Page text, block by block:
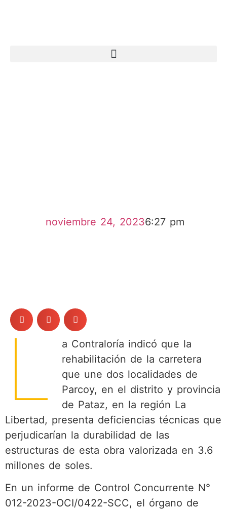
noviembre 24, 20236:27 pm
L
a Contraloría indicó que la
rehabilitación de la carretera
que une dos localidades de
Parcoy, en el distrito y provincia
de Pataz, en la región La
Libertad, presenta deficiencias técnicas que
perjudicarían la durabilidad de las
estructuras de esta obra valorizada en 3.6
millones de soles.
En un informe de Control Concurrente N°
012-2023-OCI/0422-SCC, el órgano de